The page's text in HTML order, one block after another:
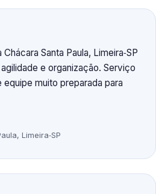
Santa Paula, Limeira‑SP
e organização. Serviço
muito preparada para
Limeira‑SP